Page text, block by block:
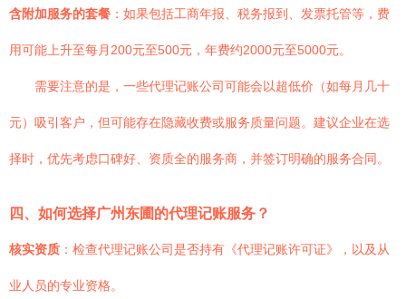
含附加服务的套餐 ：如果包括工商年报、税务报到、发票托管等，费
用可能上升至每月200元至500元，年费约2000元至5000元。
需要注意的是，一些代理记账公司可能会以超低价（如每月几十
元）吸引客户，但可能存在隐藏收费或服务质量问题。建议企业在选
择时，优先考虑口碑好、资质全的服务商，并签订明确的服务合同。
四、如何选择广州东圃的代理记账服务？
核实资质 ：检查代理记账公司是否持有《代理记账许可证》，以及从
业人员的专业资格。